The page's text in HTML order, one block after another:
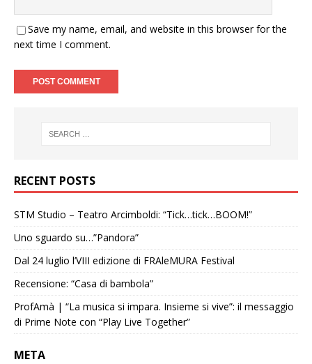
Save my name, email, and website in this browser for the
next time I comment.
RECENT POSTS
STM Studio – Teatro Arcimboldi: “Tick…tick…BOOM!”
Uno sguardo su…”Pandora”
Dal 24 luglio l’VIII edizione di FRAleMURA Festival
Recensione: “Casa di bambola”
ProfAmà | “La musica si impara. Insieme si vive”: il messaggio
di Prime Note con “Play Live Together”
META